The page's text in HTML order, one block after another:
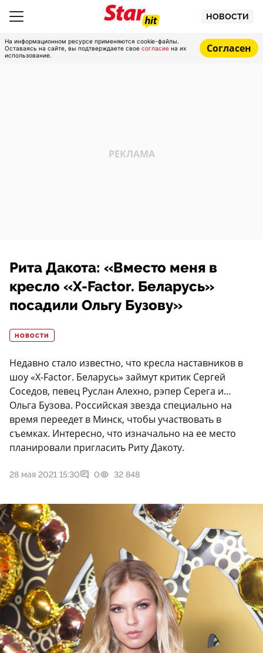
НОВОСТИ
На информационном ресурсе применяются cookie-файлы.
Оставаясь на сайте, вы подтверждаете свое согласие на их
использование.
Согласен
Рита Дакота: «Вместо меня в
кресло «X-Factor. Беларусь»
посадили Ольгу Бузову»
НОВОСТИ
Недавно стало известно, что кресла наставников в
шоу «X-Factor. Беларусь» займут критик Сергей
Соседов, певец Руслан Алехно, рэпер Серега и…
Ольга Бузова. Российская звезда специально на
время переедет в Минск, чтобы участвовать в
съемках. Интересно, что изначально на ее место
планировали пригласить Риту Дакоту.
28 мая 2021 15:30 0 32 848